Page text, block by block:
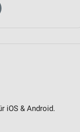
iOS & Android.